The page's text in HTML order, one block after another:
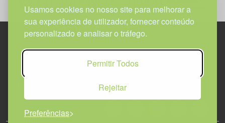
Usamos cookies no nosso site para melhorar a
sua experiência de utilizador, fornecer conteúdo
personalizado e analisar o tráfego.
Permitir Todos
Rejeitar
Preferências
Edif. Lisboa Oriente | Av. Infante D. Henrique, n.º 333H, esc.
1800-282 Lisboa | Portugal